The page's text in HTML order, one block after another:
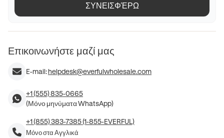
ΣΥΝΕΙΣΦΈΡΩ
Επικοινωνήστε μαζί μας
E-mail:helpdesk@everfulwholesale.com
+1 (555) 835-0665
(Μόνο μηνύματα WhatsApp)
+1 (855) 383-7385 (1-855-EVERFUL)
Μόνο στα Αγγλικά